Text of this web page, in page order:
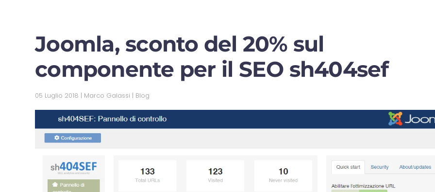
Joomla, sconto del 20% sul
componente per il SEO sh404sef
05 Luglio 2018 | Marco Galassi | Blog